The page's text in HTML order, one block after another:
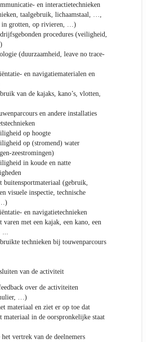
en interactietechnieken
taalgebruik, lichaamstaal, …,
in grotten, op rivieren, …)
procedures (veiligheid,
(duurzaamheid, leave no trace-
en navigatiematerialen en
van de kajaks, kano’s, vlotten,
en andere installaties
op hoogte
op (stromend) water
zeestromingen)
in koude en natte
buitensportmateriaal (gebruik,
visuele inspectie, technische
en navigatietechnieken
varen met een kajak, een kano, een
...
technieken bij touwenparcours
van de activiteit
over de activiteiten
…)
materiaal en ziet er op toe dat
materiaal in de oorspronkelijke staat
vertrek van de deelnemers